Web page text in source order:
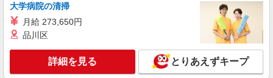
【介護福祉士】 月給：289,300円 年収例：390
当、（東京都）居住支援特別手当、働きがい向上
手当、日祝手当（月平均2回分）等、毎月平均的に
支払われる手当を含みます。 ■深夜勤手当別途支
東京都大田区西蒲田6丁目36-11 西蒲田NSビ
ル 5階
大学病院の清掃
月給 273,650円
品川区
詳細を見る とりあえずキープ